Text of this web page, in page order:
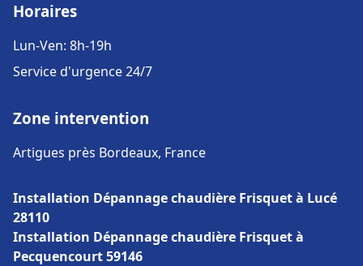
Horaires
Lun-Ven: 8h-19h
Service d'urgence 24/7
Zone intervention
Artigues près Bordeaux, France
Installation Dépannage chaudière Frisquet à Lucé
28110
Installation Dépannage chaudière Frisquet à
Pecquencourt 59146